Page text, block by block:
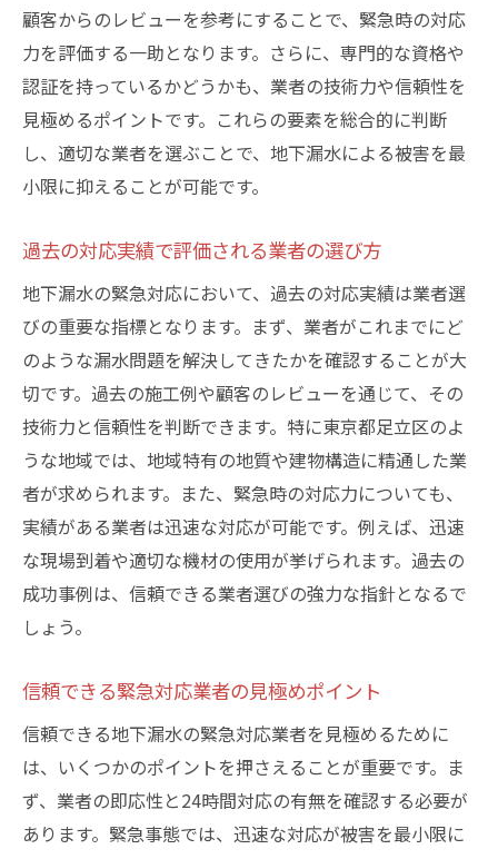
顧客からのレビューを参考にすることで、緊急時の対応
力を評価する一助となります。さらに、専門的な資格や
認証を持っているかどうかも、業者の技術力や信頼性を
見極めるポイントです。これらの要素を総合的に判断
し、適切な業者を選ぶことで、地下漏水による被害を最
小限に抑えることが可能です。
過去の対応実績で評価される業者の選び方
地下漏水の緊急対応において、過去の対応実績は業者選
びの重要な指標となります。まず、業者がこれまでにど
のような漏水問題を解決してきたかを確認することが大
切です。過去の施工例や顧客のレビューを通じて、その
技術力と信頼性を判断できます。特に東京都足立区のよ
うな地域では、地域特有の地質や建物構造に精通した業
者が求められます。また、緊急時の対応力についても、
実績がある業者は迅速な対応が可能です。例えば、迅速
な現場到着や適切な機材の使用が挙げられます。過去の
成功事例は、信頼できる業者選びの強力な指針となるで
しょう。
信頼できる緊急対応業者の見極めポイント
信頼できる地下漏水の緊急対応業者を見極めるために
は、いくつかのポイントを押さえることが重要です。ま
ず、業者の即応性と24時間対応の有無を確認する必要が
あります。緊急事態では、迅速な対応が被害を最小限に